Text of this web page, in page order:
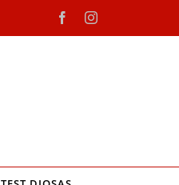
FacebookInstagram